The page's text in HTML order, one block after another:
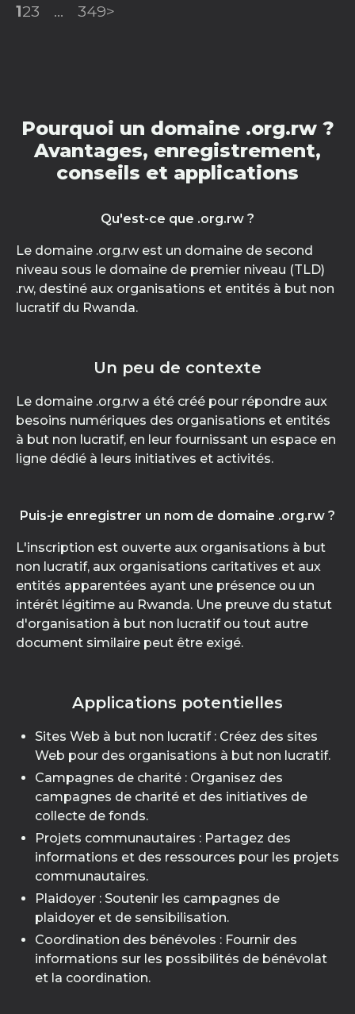
123 ... 349>
Pourquoi un domaine .org.rw ?
Avantages, enregistrement,
conseils et applications
Qu'est-ce que .org.rw ?
Le domaine .org.rw est un domaine de second
niveau sous le domaine de premier niveau (TLD)
.rw, destiné aux organisations et entités à but non
lucratif du Rwanda.
Un peu de contexte
Le domaine .org.rw a été créé pour répondre aux
besoins numériques des organisations et entités
à but non lucratif, en leur fournissant un espace en
ligne dédié à leurs initiatives et activités.
Puis-je enregistrer un nom de domaine .org.rw ?
L'inscription est ouverte aux organisations à but
non lucratif, aux organisations caritatives et aux
entités apparentées ayant une présence ou un
intérêt légitime au Rwanda. Une preuve du statut
d'organisation à but non lucratif ou tout autre
document similaire peut être exigé.
Applications potentielles
Sites Web à but non lucratif : Créez des sites
Web pour des organisations à but non lucratif.
Campagnes de charité : Organisez des
campagnes de charité et des initiatives de
collecte de fonds.
Projets communautaires : Partagez des
informations et des ressources pour les projets
communautaires.
Plaidoyer : Soutenir les campagnes de
plaidoyer et de sensibilisation.
Coordination des bénévoles : Fournir des
informations sur les possibilités de bénévolat
et la coordination.